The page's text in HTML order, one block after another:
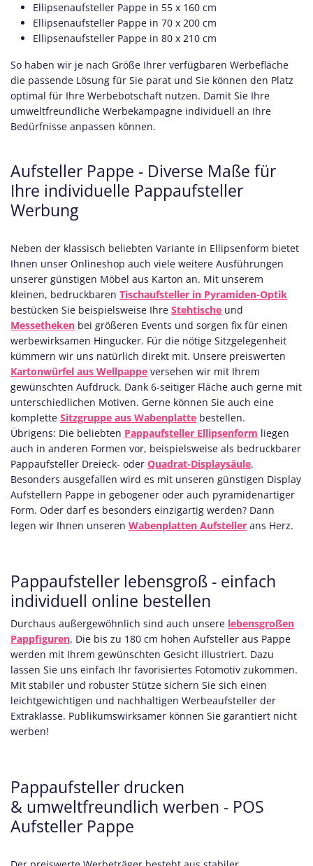
Ellipsenaufsteller Pappe in 55 x 160 cm
Ellipsenaufsteller Pappe in 70 x 200 cm
Ellipsenaufsteller Pappe in 80 x 210 cm
So haben wir je nach Größe Ihrer verfügbaren Werbefläche
die passende Lösung für Sie parat und Sie können den Platz
optimal für Ihre Werbebotschaft nutzen. Damit Sie Ihre
umweltfreundliche Werbekampagne individuell an Ihre
Bedürfnisse anpassen können.
Aufsteller Pappe - Diverse Maße für
Ihre individuelle Pappaufsteller
Werbung
Neben der klassisch beliebten Variante in Ellipsenform bietet
Ihnen unser Onlineshop auch viele weitere Ausführungen
unserer günstigen Möbel aus Karton an. Mit unserem
kleinen, bedruckbaren Tischaufsteller in Pyramiden-Optik
bestücken Sie beispielsweise Ihre Stehtische und
Messetheken bei größeren Events und sorgen fix für einen
werbewirksamen Hingucker. Für die nötige Sitzgelegenheit
kümmern wir uns natürlich direkt mit. Unsere preiswerten
Kartonwürfel aus Wellpappe versehen wir mit Ihrem
gewünschten Aufdruck. Dank 6-seitiger Fläche auch gerne mit
unterschiedlichen Motiven. Gerne können Sie auch eine
komplette Sitzgruppe aus Wabenplatte bestellen.
Übrigens: Die beliebten Pappaufsteller Ellipsenform liegen
auch in anderen Formen vor, beispielsweise als bedruckbarer
Pappaufsteller Dreieck- oder Quadrat-Displaysäule.
Besonders ausgefallen wird es mit unseren günstigen Display
Aufstellern Pappe in gebogener oder auch pyramidenartiger
Form. Oder darf es besonders einzigartig werden? Dann
legen wir Ihnen unseren Wabenplatten Aufsteller ans Herz.
Pappaufsteller lebensgroß - einfach
individuell online bestellen
Durchaus außergewöhnlich sind auch unsere lebensgroßen
Pappfiguren. Die bis zu 180 cm hohen Aufsteller aus Pappe
werden mit Ihrem gewünschten Gesicht illustriert. Dazu
lassen Sie uns einfach Ihr favorisiertes Fotomotiv zukommen.
Mit stabiler und robuster Stütze sichern Sie sich einen
leichtgewichtigen und nachhaltigen Werbeaufsteller der
Extraklasse. Publikumswirksamer können Sie garantiert nicht
werben!
Pappaufsteller drucken
& umweltfreundlich werben - POS
Aufsteller Pappe